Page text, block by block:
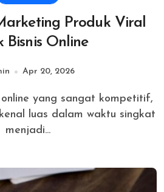
Produk Viral
Bisnis Online
Apr 20, 2026
luas dalam waktu singkat
menjadi...